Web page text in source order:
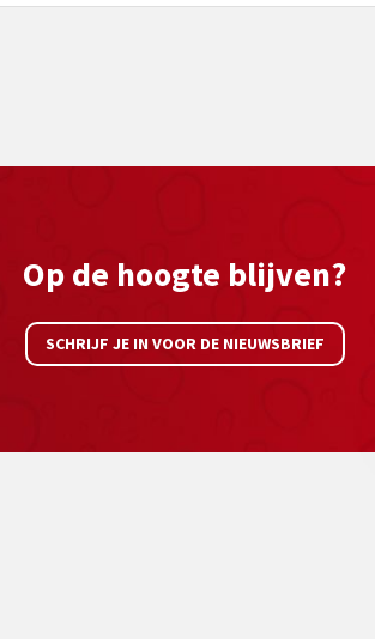
Op de hoogte blijven?
SCHRIJF JE IN VOOR DE NIEUWSBRIEF